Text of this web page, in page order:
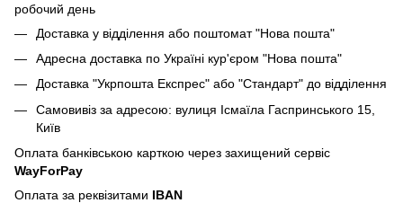
робочий день
Доставка у відділення або поштомат "Нова пошта"
Адресна доставка по Україні кур'єром "Нова пошта"
Доставка "Укрпошта Експрес" або "Стандарт" до відділення
Самовивіз за адресою: вулиця Ісмаїла Гаспринського 15,
Київ
Оплата банківською карткою через захищений сервіс
WayForPay
Оплата за реквізитами IBAN